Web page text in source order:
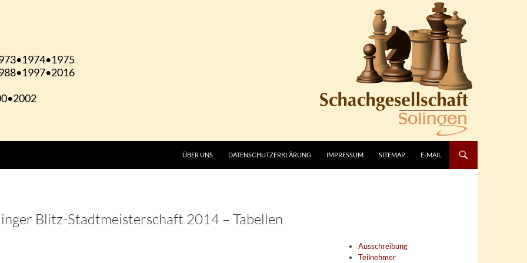
ÜBER UNS DATENSCHUTZERKLÄRUNG IMPRESSUM SITEMAP E-MAIL
Blitz-Stadtmeisterschaft 2014 – Tabellen
Ausschreibung
Teilnehmer